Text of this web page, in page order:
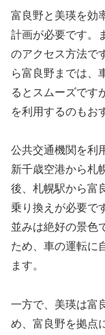
富良野と美瑛を効
計画が必要です。
のアクセス方法で
ら富良野までは、
るとスムーズです
を利用するのもお
公共交通機関を利
新千歳空港から札
後、札幌駅から富
乗り換えが必要で
並みは絶好の景色
ため、車の運転に
ます。
一方で、美瑛は富
め、富良野を拠点